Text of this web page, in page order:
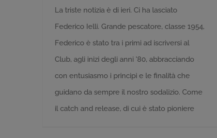
La triste notizia è di ieri. Ci ha lasciato
Federico Ielli. Grande pescatore, classe 1954,
Federico è stato tra i primi ad iscriversi al
Club, agli inizi degli anni '80, abbracciando
con entusiasmo i principi e le finalità che
guidano da sempre il nostro sodalizio. Come
il catch and release, di cui è stato pioniere